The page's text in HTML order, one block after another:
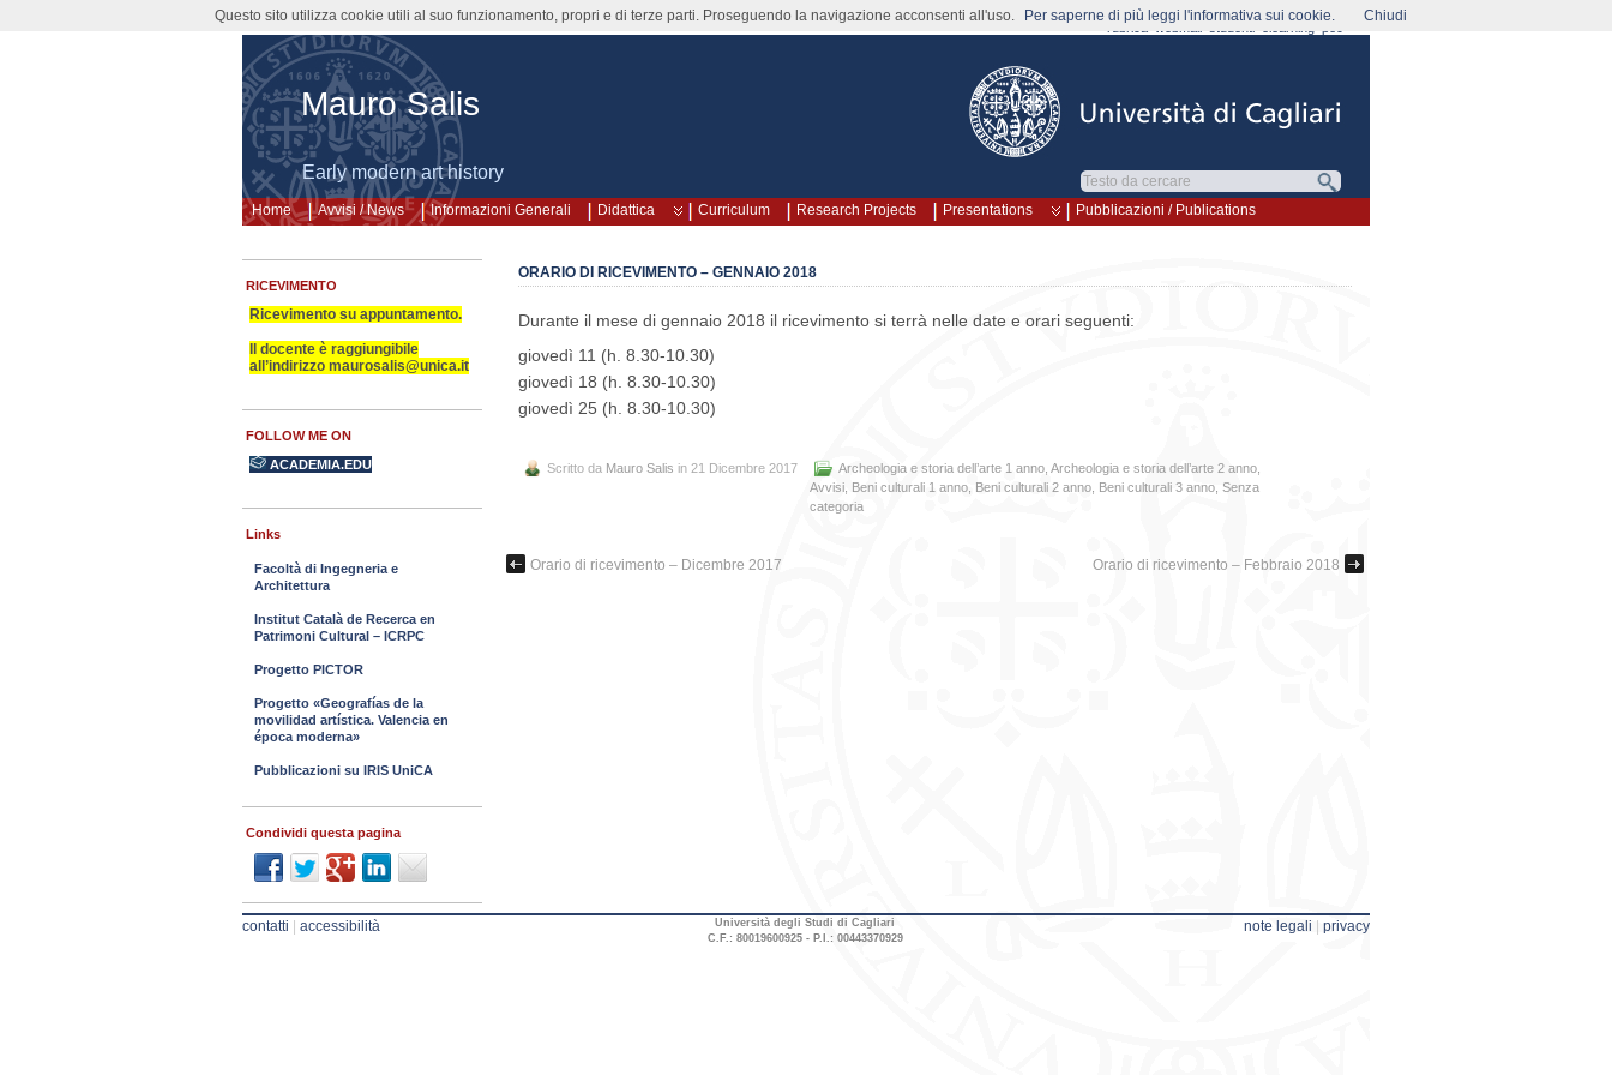
Mauro Salis
Early modern art history
Home
rubrica webmail
Avvisi / News Informazioni Generali Didattica Curriculum Research Projects Presentations Pubblicazioni / Publications
ORARIO DI RICEVIMENTO – GENNAIO 2018
Durante il mese di gennaio 2018 il ricevimento si terrà nelle date e orari seguenti:
giovedì 11 (h. 8.30-10.30)
giovedì 18 (h. 8.30-10.30)
giovedì 25 (h. 8.30-10.30)
Scritto da Mauro Salis in 21 Dicembre 2017 Archeologia e storia dell’arte 1 anno Archeologia e storia dell’arte 2 anno
Avvisi Beni culturali 1 anno Beni culturali 2 anno Beni culturali 3 anno Senza
categoria
Orario di ricevimento – Dicembre 2017 Orario di ricevimento – Febbraio 2018
RICEVIMENTO
Ricevimento su appuntamento.
Il docente è raggiungibile
all’indirizzo maurosalis@unica.it
FOLLOW ME ON
ACADEMIA.EDU
Links
Facoltà di Ingegneria e
Architettura
Institut Català de Recerca en
Patrimoni Cultural – ICRPC
Progetto PICTOR
Progetto «Geografías de la
movilidad artística. Valencia en
época moderna»
Pubblicazioni su IRIS UniCA
Condividi questa pagina
contatti accessibilità
Università degli Studi di Cagliari
C.F.: 80019600925 - P.I.: 00443370929
note legali privacy
Questo sito utilizza cookie utili al suo funzionamento, propri e di terze parti. Proseguendo la navigazione acconsenti all'uso. Per saperne di più leggi l'informativa sui cookie. Chiudi